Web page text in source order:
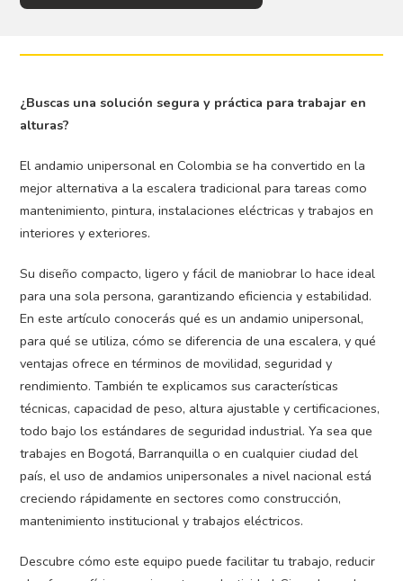
¿Buscas una solución segura y práctica para trabajar en
alturas?
El andamio unipersonal en Colombia se ha convertido en la
mejor alternativa a la escalera tradicional para tareas como
mantenimiento, pintura, instalaciones eléctricas y trabajos en
interiores y exteriores.
Su diseño compacto, ligero y fácil de maniobrar lo hace ideal
para una sola persona, garantizando eficiencia y estabilidad.
En este artículo conocerás qué es un andamio unipersonal,
para qué se utiliza, cómo se diferencia de una escalera, y qué
ventajas ofrece en términos de movilidad, seguridad y
rendimiento. También te explicamos sus características
técnicas, capacidad de peso, altura ajustable y certificaciones,
todo bajo los estándares de seguridad industrial. Ya sea que
trabajes en Bogotá, Barranquilla o en cualquier ciudad del
país, el uso de andamios unipersonales a nivel nacional está
creciendo rápidamente en sectores como construcción,
mantenimiento institucional y trabajos eléctricos.
Descubre cómo este equipo puede facilitar tu trabajo, reducir